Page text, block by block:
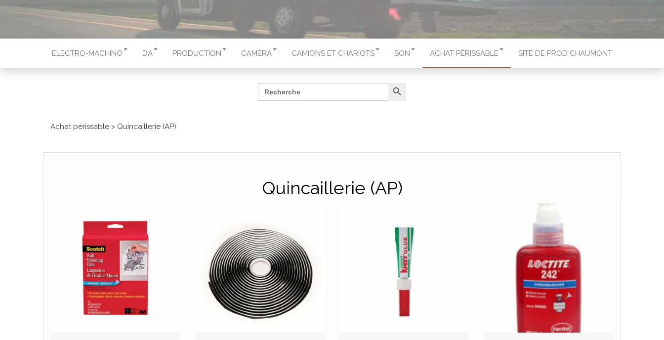
ELECTRO-MACHINO DA PRODUCTION CAMÉRA CAMIONS ET CHARIOTS SON ACHAT PÉRISSABLE SITE DE PROD CHAUMONT
Search
for:
Search Button
Achat périssable > Quincaillerie (AP)
Quincaillerie (AP)